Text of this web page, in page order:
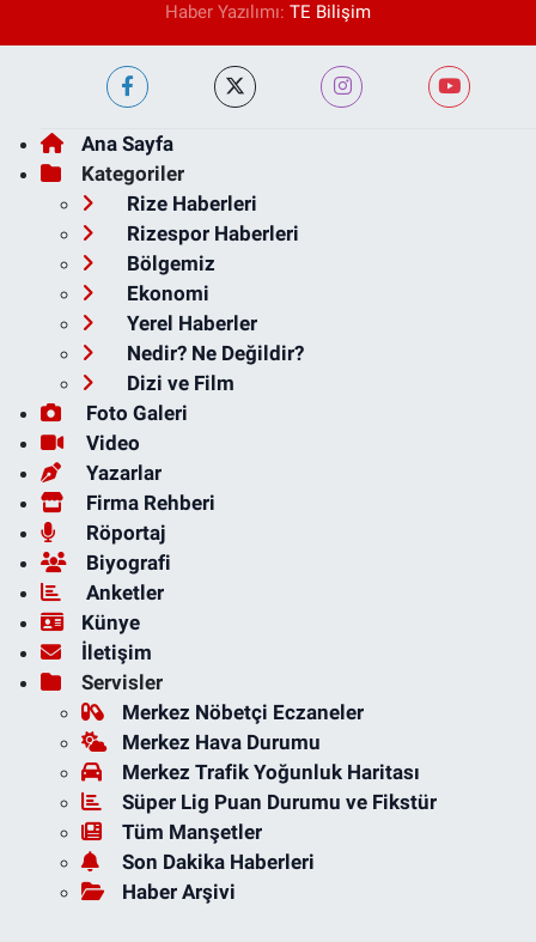
Haber Yazılımı: TE Bilişim
Ana Sayfa
Kategoriler
Rize Haberleri
Rizespor Haberleri
Bölgemiz
Ekonomi
Yerel Haberler
Nedir? Ne Değildir?
Dizi ve Film
Foto Galeri
Video
Yazarlar
Firma Rehberi
Röportaj
Biyografi
Anketler
Künye
İletişim
Servisler
Merkez Nöbetçi Eczaneler
Merkez Hava Durumu
Merkez Trafik Yoğunluk Haritası
Süper Lig Puan Durumu ve Fikstür
Tüm Manşetler
Son Dakika Haberleri
Haber Arşivi